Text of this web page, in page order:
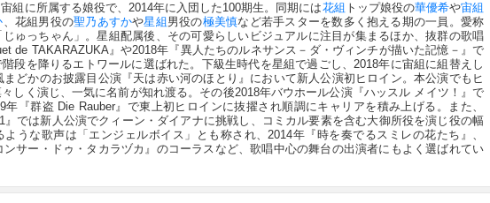
宙組に所属する娘役で、2014年に入団した100期生。同期には花組 トップ娘役の華優希や宙組
、花組男役の聖乃あすかや星組 男役の極美慎など若手スターを数多く抱える期の一員。愛称
ゅっちゃん」。星組配属後、その可愛らしいビジュアルに注目が集まるほか、抜群の歌唱
de TAKARAZUKA』や2018年『異人たちのルネサンス－ダ・ヴィンチが描いた記憶－』で
段を降りるエトワールに選ばれた。下級生時代を星組で過ごし、2018年に宙組に組替えし
まどかのお披露目公演『天は赤い河のほとり』において新人公演初ヒロイン。本公演でもヒ
しく演じ、一気に名前が知れ渡る。その後2018年バウホール公演『ハッスル メイツ！』で
年『群盗 Die Rauber』で東上初ヒロインに抜擢され順調にキャリアを積み上げる。また、
』では新人公演でクィーン・ダイアナに挑戦し、コミカル要素を含む大御所役を演じ役の幅
うな歌声は「エンジェルボイス」とも称され、2014年『時を奏でるスミレの花たち』、
ンサー・ドゥ・タカラヅカ』のコーラスなど、歌唱中心の舞台の出演者にもよく選ばれてい